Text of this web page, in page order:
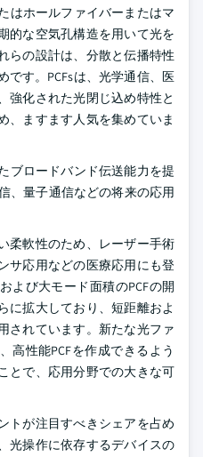
はホールファイバーまたはマ
的な空気孔構造を用いて光を
らの設計は、分散と伝播特性
です。PCFsは、光学通信、医
強化された光閉じ込め特性と
、ますます人気を集めていま
ブロードバンド伝送能力を提
、量子通信などの将来の応用
柔軟性のため、レーザー手術
サ応用などの医療応用にも登
よび大モード面積のPCFの開
に拡大しており、短距離およ
されています。新たな光ファ
高性能PCFを作成できるよう
とで、応用分野での大きな可
トが注目すべきシェアを占め
光操作に依存するデバイスの